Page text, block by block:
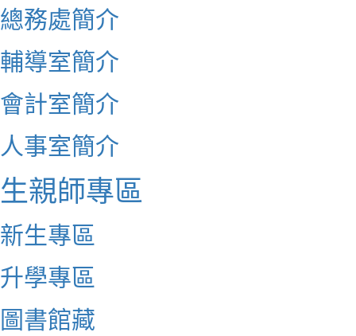
總務處簡介
輔導室簡介
會計室簡介
人事室簡介
生親師專區
新生專區
升學專區
圖書館藏